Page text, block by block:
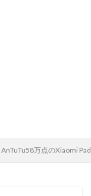
AnTuTu58万点のXiaomi